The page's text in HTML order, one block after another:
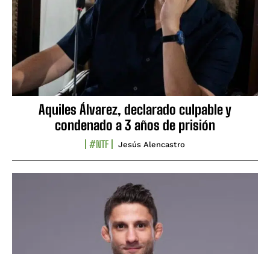
Aquiles Álvarez, declarado culpable y
condenado a 3 años de prisión
#NTF Jesús Alencastro